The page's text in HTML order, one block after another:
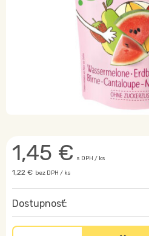
1,45 € s DPH / ks
1,22 € bez DPH / ks
Dostupnosť: